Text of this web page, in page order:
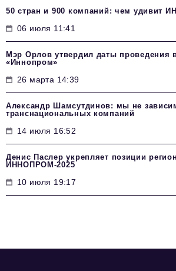
50 стран и 900 компаний: чем удивит
06 июля 11:41
Мэр Орлов утвердил даты проведения
«Иннопром»
26 марта 14:39
Александр Шамсутдинов: мы не
транснациональных компаний
14 июля 16:52
Денис Паслер укрепляет позиции
ИННОПРОМ-2025
10 июля 19:17